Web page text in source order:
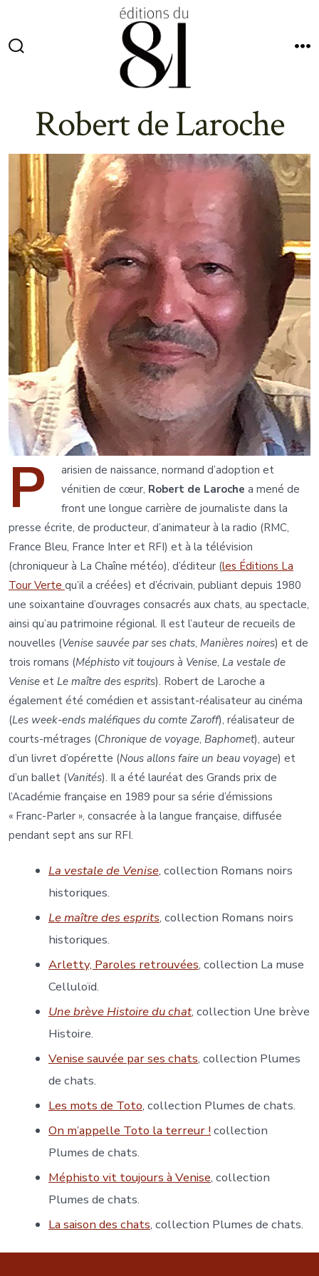
contenu
Robert de Laroche
P
arisien de naissance, normand d’adoption et
vénitien de cœur, Robert de Laroche a mené de
front une longue carrière de journaliste dans la
presse écrite, de producteur, d’animateur à la radio (RMC,
France Bleu, France Inter et RFI) et à la télévision
(chroniqueur à La Chaîne météo), d’éditeur (les Éditions La
Tour Verte qu’il a créées) et d’écrivain, publiant depuis 1980
une soixantaine d’ouvrages consacrés aux chats, au spectacle,
ainsi qu’au patrimoine régional. Il est l’auteur de recueils de
nouvelles (Venise sauvée par ses chats, Manières noires) et de
trois romans (Méphisto vit toujours à Venise, La vestale de
Venise et Le maître des esprits). Robert de Laroche a
également été comédien et assistant-réalisateur au cinéma
(Les week-ends maléfiques du comte Zaroff), réalisateur de
courts-métrages (Chronique de voyage, Baphomet), auteur
d’un livret d’opérette (Nous allons faire un beau voyage) et
d’un ballet (Vanités). Il a été lauréat des Grands prix de
l’Académie française en 1989 pour sa série d’émissions
« Franc-Parler », consacrée à la langue française, diffusée
pendant sept ans sur RFI.
La vestale de Venise, collection Romans noirs
historiques.
Le maître des esprits, collection Romans noirs
historiques.
Arletty, Paroles retrouvées, collection La muse
Celluloïd.
Une brève Histoire du chat, collection Une brève
Histoire.
Venise sauvée par ses chats, collection Plumes
de chats.
Les mots de Toto, collection Plumes de chats.
On m’appelle Toto la terreur ! collection
Plumes de chats.
Méphisto vit toujours à Venise, collection
Plumes de chats.
La saison des chats, collection Plumes de chats.